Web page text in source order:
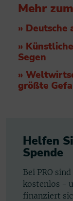
Mehr
» Deutsche
»
Segen
»
größte
Helfen
Spende
Bei PRO
kostenlos -
finanziert